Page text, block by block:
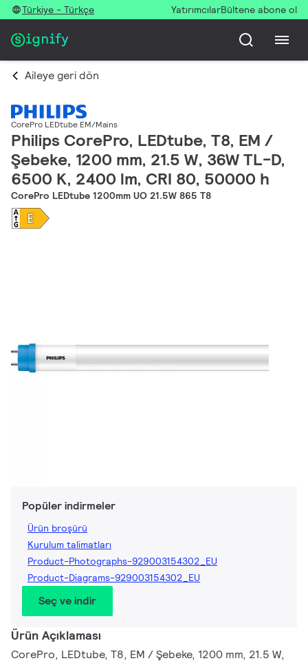
Türkiye - Türkçe YatırımcılarBültene abone ol
Aileye geri dön
CorePro LEDtube EM/Mains
Philips CorePro, LEDtube, T8, EM /
Şebeke, 1200 mm, 21.5 W, 36W TL-D,
6500 K, 2400 lm, CRI 80, 50000 h
CorePro LEDtube 1200mm UO 21.5W 865 T8
Popüler indirmeler
Ürün broşürü
Kurulum talimatları
Product-Photographs-929003154302_EU
Product-Diagrams-929003154302_EU
Seç ve indir
Ürün Açıklaması
CorePro, LEDtube, T8, EM / Şebeke, 1200 mm, 21.5 W,